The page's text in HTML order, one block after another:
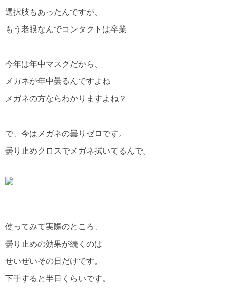
選択肢もあったんですが、
もう老眼なんでコンタクトは卒業
今年は年中マスクだから、
メガネが年中曇るんですよね
メガネの方ならわかりますよね？
で、今はメガネの曇りゼロです。
曇り止めクロスでメガネ拭いてるんで。
使ってみて実際のところ、
曇り止めの効果が続くのは
せいぜいその日だけです。
下手すると半日くらいです。